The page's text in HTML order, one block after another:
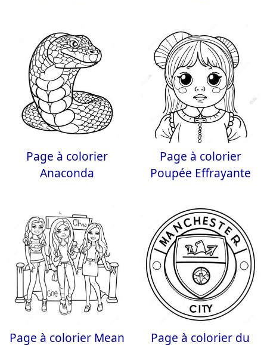
Page à colorier
Anaconda
Page à colorier
Poupée Effrayante
Page à colorier Mean
Page à colorier du